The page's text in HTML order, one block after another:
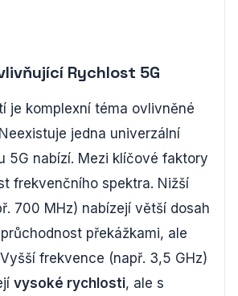
Rychlost 5G
je komplexní téma ovlivněné
jedna univerzální
5G nabízí. Mezi klíčové faktory
frekvenčního spektra. Nižší
700 MHz) nabízejí větší dosah
překážkami, ale
frekvence (např. 3,5 GHz)
vysoké rychlosti, ale s